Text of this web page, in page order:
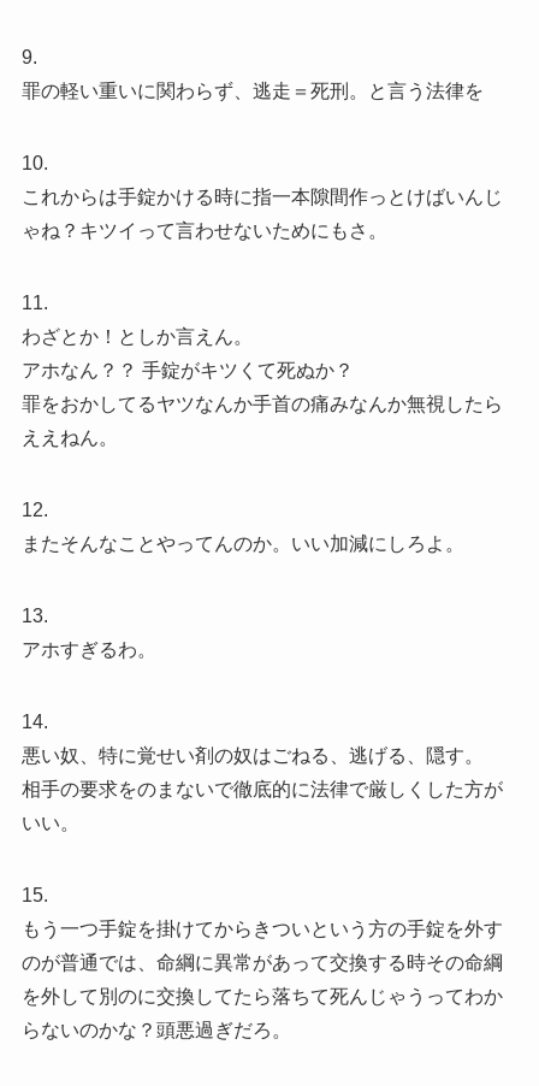
9.
罪の軽い重いに関わらず、逃走＝死刑。と言う法律を
10.
これからは手錠かける時に指一本隙間作っとけばいんじ
ゃね？キツイって言わせないためにもさ。
11.
わざとか！としか言えん。
アホなん？？ 手錠がキツくて死ぬか？
罪をおかしてるヤツなんか手首の痛みなんか無視したら
ええねん。
12.
またそんなことやってんのか。いい加減にしろよ。
13.
アホすぎるわ。
14.
悪い奴、特に覚せい剤の奴はごねる、逃げる、隠す。
相手の要求をのまないで徹底的に法律で厳しくした方が
いい。
15.
もう一つ手錠を掛けてからきついという方の手錠を外す
のが普通では、命綱に異常があって交換する時その命綱
を外して別のに交換してたら落ちて死んじゃうってわか
らないのかな？頭悪過ぎだろ。